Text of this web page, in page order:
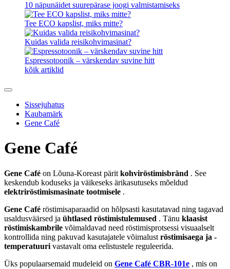
10 näpunäidet suurepärase joogi valmistamiseks
Tee ECO kapslist, miks mitte?
Kuidas valida reisikohvimasinat?
Espressotoonik – värskendav suvine hitt
kõik artiklid
Sissejuhatus
Kaubamärk
Gene Café
Gene Café
Gene Café on Lõuna-Koreast pärit kohviröstimisbränd . See
keskendub koduseks ja väikeseks ärikasutuseks mõeldud
elektriröstimismasinate tootmisele .
Gene Café röstimisaparaadid on hõlpsasti kasutatavad ning tagavad
usaldusväärsed ja ühtlased röstimistulemused . Tänu klaasist
röstimiskambrile võimaldavad need röstimisprotsessi visuaalselt
kontrollida ning pakuvad kasutajatele võimalust röstimisaega ja -
temperatuuri vastavalt oma eelistustele reguleerida.
Üks populaarsemaid mudeleid on Gene Café CBR-101e , mis on